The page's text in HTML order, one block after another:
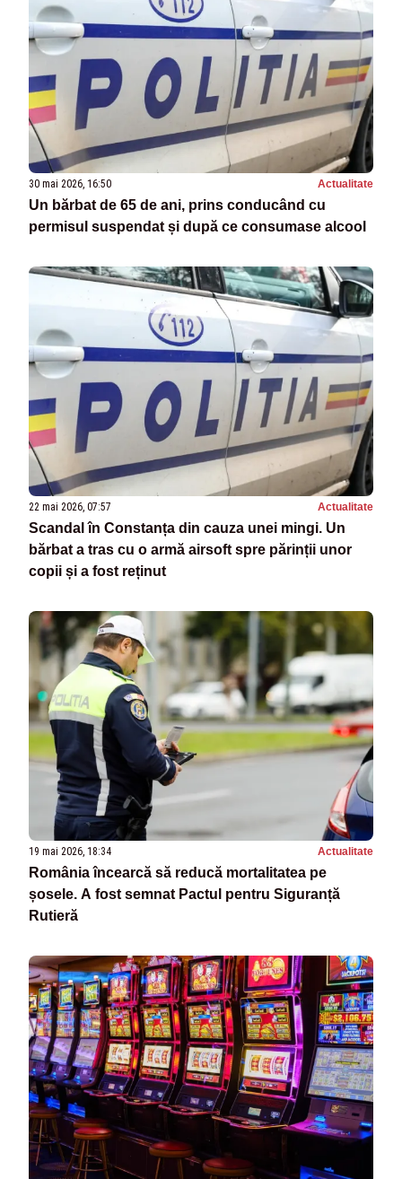
30 mai 2026, 16:50 Actualitate
Un bărbat de 65 de ani, prins conducând cu
permisul suspendat și după ce consumase alcool
22 mai 2026, 07:57 Actualitate
Scandal în Constanța din cauza unei mingi. Un
bărbat a tras cu o armă airsoft spre părinții unor
copii și a fost reținut
19 mai 2026, 18:34 Actualitate
România încearcă să reducă mortalitatea pe
șosele. A fost semnat Pactul pentru Siguranță
Rutieră